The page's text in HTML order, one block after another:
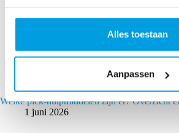
Alles toestaan
Aanpassen
Welke pick-hulpmiddelen zijn er? Overzicht
1 juni 2026